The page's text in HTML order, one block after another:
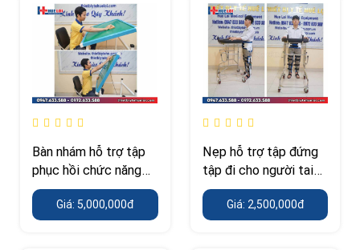
Bàn nhám hỗ trợ tập
phục hồi chức năng
chi trên
Giá: 5,000,000đ
Nẹp hỗ trợ tập đứng
tập đi cho người tai
biến
Giá: 2,500,000đ